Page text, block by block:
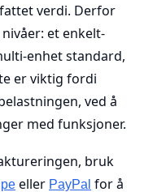
verdi. Derfor
et enkelt-
enhet standard,
er viktig fordi
ved å
med funksjoner.
bruk
eller PayPal for å